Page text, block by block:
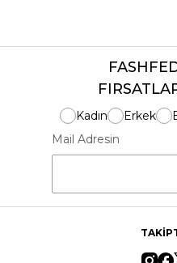
Kadın Erkek
Mail Adresin